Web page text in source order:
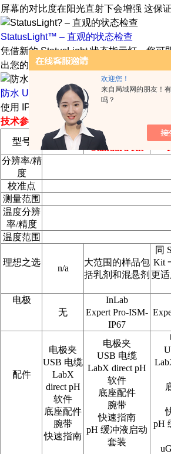
欢迎您！
来自局域网的朋友！
吗？
屏幕的对比度在阳光直射下会增强 这保
StatusLight™ – 直观的状态检查
凭借新的 StatusLight 状态指示灯，您可
出您的仪表是否已就绪。
防水 USB——安全的数据传输
使用 IP67 USB 接口，可在任何天气条
技术参数：
型号
S8-Meter
Standard Kit
分辨率/精
度
校准点
测量范围
温度分辨
率/精度
温度范围
理想之选
n/a
大范围的样品包
括乳剂和混悬剂
同
Kit
更
电极
无
InLab
Expert Pro-ISM-
IP67
配件
电极夹
USB 电缆
LabX
direct pH
软件
底座配件
腕带
快速指南
电极夹
USB 电缆
LabX direct pH
软件
底座配件
腕带
快速指南
pH 缓冲液启动
套装
pH